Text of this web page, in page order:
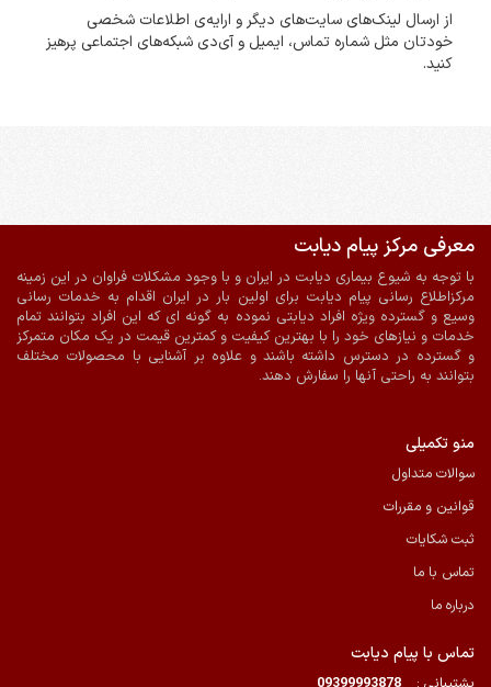
از ارسال لینک‌های سایت‌های دیگر و ارایه‌ی اطلاعات شخصی
خودتان مثل شماره تماس، ایمیل و آی‌دی شبکه‌های اجتماعی پرهیز
کنید.
ضمانت اصالت و سلامت فیزیکی کالا
پرداخت آنلاین
ارسال با پیک در شیراز
معرفی مرکز پیام دیابت
با توجه به شیوع بیماری دیابت در ایران و با وجود مشکلات فراوان در این زمینه
مرکزاطلاع رسانی پیام دیابت برای اولین بار در ایران اقدام به خدمات رسانی
وسیع و گسترده ویژه افراد دیابتی نموده به گونه ای که این افراد بتوانند تمام
خدمات و نیازهای خود را با بهترین کیفیت و کمترین قیمت در یک مکان متمرکز
و گسترده در دسترس داشته باشند و علاوه بر آشنایی با محصولات مختلف
بتوانند به راحتی آنها را سفارش دهند.
منو تکمیلی
سوالات متداول
قوانین و مقررات
ثبت شکایات
تماس با ما
درباره ما
تماس با پیام دیابت